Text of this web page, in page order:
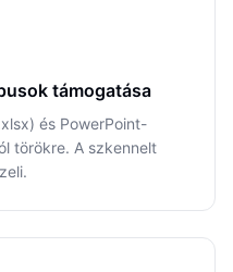
támogatása
és PowerPoint-
törökre. A szkennelt